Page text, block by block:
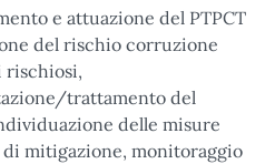
e attuazione del PTPCT
del rischio corruzione
rischiosi,
trattamento del
delle misure
mitigazione, monitoraggio